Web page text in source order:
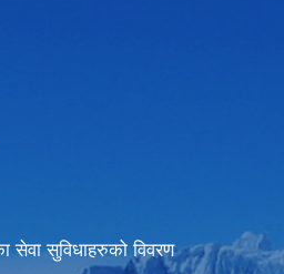
सेवा सुविधाहरुको विवरण